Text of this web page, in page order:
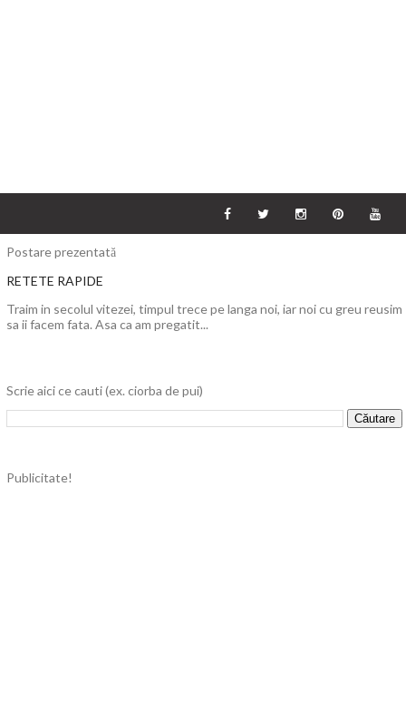
Postare prezentată
RETETE RAPIDE
Traim in secolul vitezei, timpul trece pe langa noi, iar noi cu greu reusim
sa ii facem fata. Asa ca am pregatit...
Scrie aici ce cauti (ex. ciorba de pui)
Publicitate!